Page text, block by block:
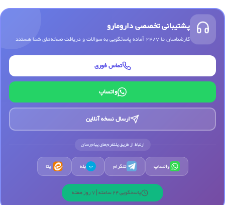
پشتیبانی تخصصی دارومارو
کارشناسان ما 24/7 آماده پاسخگویی به سوالات و دریافت نسخه‌های شما هستند
تماس فوری
واتساپ
ارسال نسخه آنلاین
ارتباط از طریق پلتفرم‌های پیام‌رسان
واتساپ تلگرام ب بله ایتا
پاسخگویی 24 ساعته | 7 روز هفته